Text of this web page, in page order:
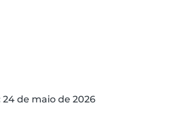
24 de maio de 2026